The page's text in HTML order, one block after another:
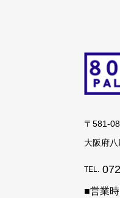
〒581-
大阪府
■営業